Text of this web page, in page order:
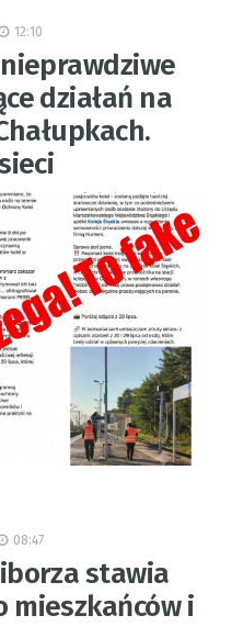
12:10
działań na
08:47
stawia
mieszkańców i